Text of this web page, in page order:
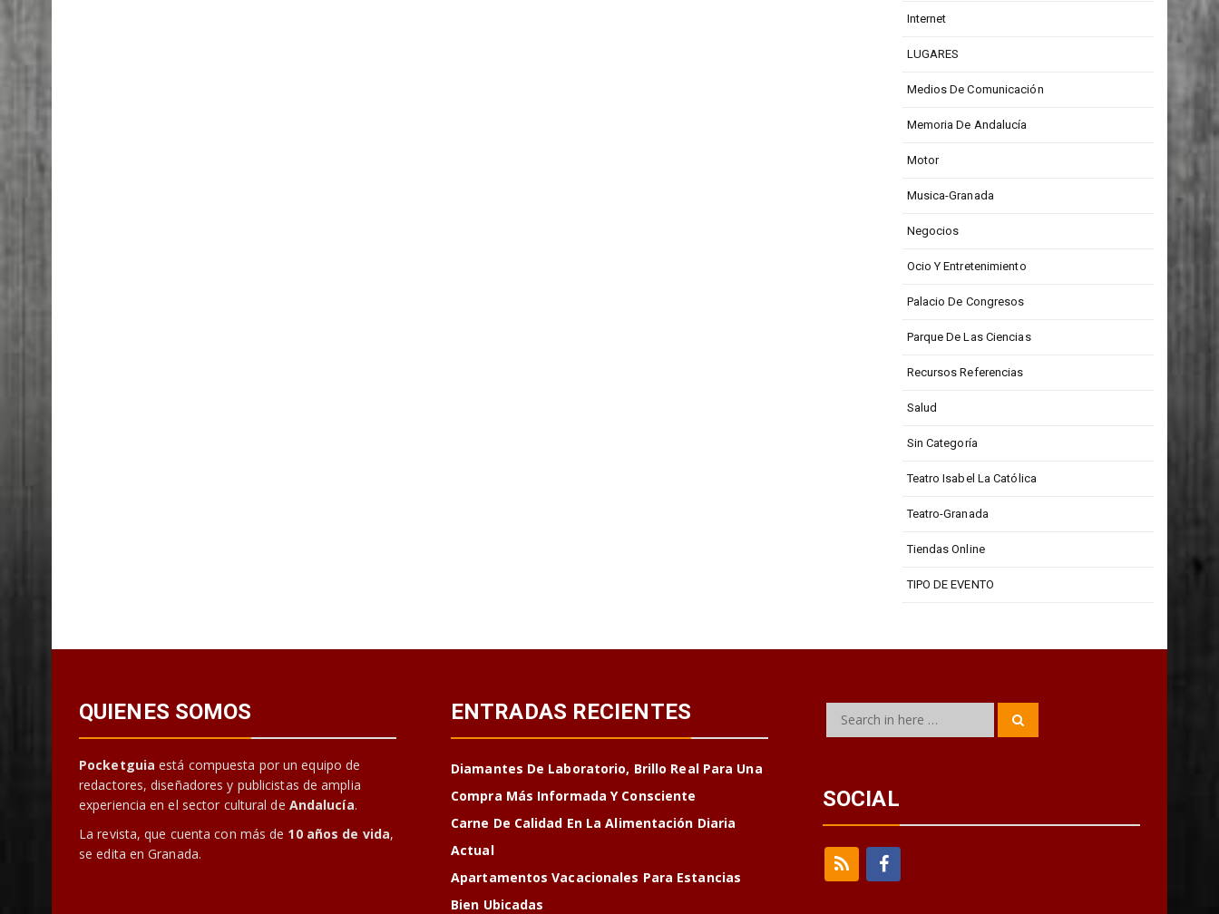
Internet
LUGARES
Medios De Comunicación
Memoria De Andalucía
Motor
Musica-Granada
Negocios
Ocio Y Entretenimiento
Palacio De Congresos
Parque De Las Ciencias
Recursos Referencias
Salud
Sin Categoría
Teatro Isabel La Católica
Teatro-Granada
Tiendas Online
TIPO DE EVENTO
QUIENES SOMOS
Pocketguia está compuesta por un equipo de
redactores, diseñadores y publicistas de amplia
experiencia en el sector cultural de Andalucía.
La revista, que cuenta con más de 10 años de vida,
se edita en Granada.
ENTRADAS RECIENTES
Diamantes De Laboratorio, Brillo Real Para Una
Compra Más Informada Y Consciente
Carne De Calidad En La Alimentación Diaria
Actual
Apartamentos Vacacionales Para Estancias
Bien Ubicadas
Search
SOCIAL